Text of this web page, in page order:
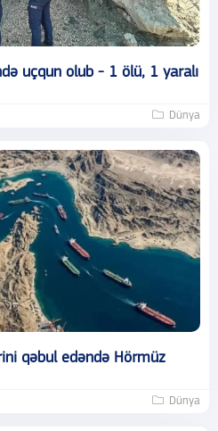
uçqun olub - 1 ölü, 1 yaralı
Dünya
qəbul edəndə Hörmüz
Dünya